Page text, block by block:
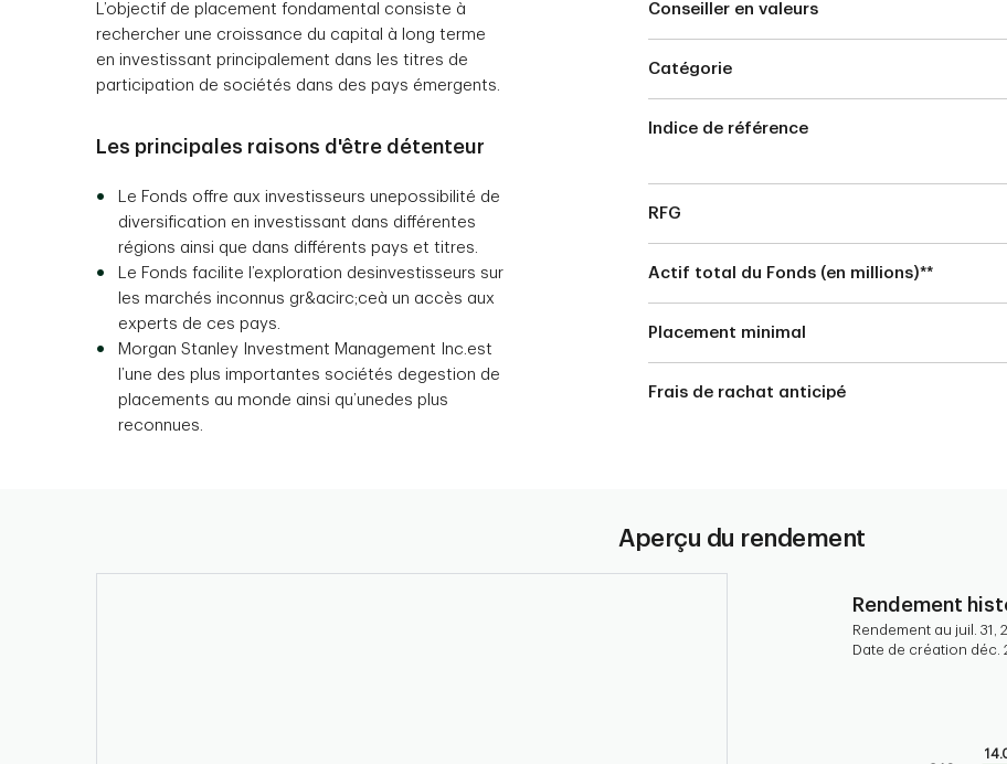
L’objectif de placement fondamental consiste à
rechercher une croissance du capital à long terme
en investissant principalement dans les titres de
participation de sociétés dans des pays émergents.
Les principales raisons d'être détenteur
Le Fonds offre aux investisseurs unepossibilité de
diversification en investissant dans différentes
régions ainsi que dans différents pays et titres.
Le Fonds facilite l’exploration desinvestisseurs sur
les marchés inconnus gr&acirc;ceà un accès aux
experts de ces pays.
Morgan Stanley Investment Management Inc.est
l’une des plus importantes sociétés degestion de
placements au monde ainsi qu’unedes plus
reconnues.
Conseiller en valeurs
Catégorie
Indice de référence
RFG
Actif total du Fonds (en millions)**
Placement minimal
Frais de rachat anticipé
Aperçu du rendement
Rendement
Rendement au juil. 31,
Date de création déc.
Bar chart for